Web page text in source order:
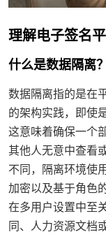
理解电子签名
什么是数据隔离？
数据隔离指的是在
的架构实践，即使
这意味着确保一个
其他人无意中查看
不同，隔离环境使
加密以及基于角色
在多用户设置中至
同、人力资源文档